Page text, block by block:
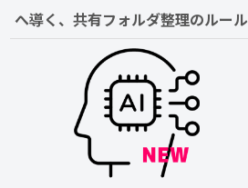
へ導く、共有フォルダ整理のルール